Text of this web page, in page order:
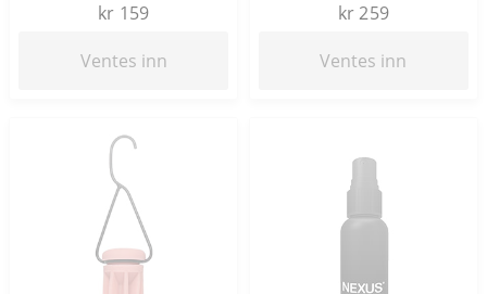
kr 159
Ventes inn
kr 259
Ventes inn